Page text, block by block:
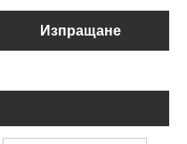
Изпращане